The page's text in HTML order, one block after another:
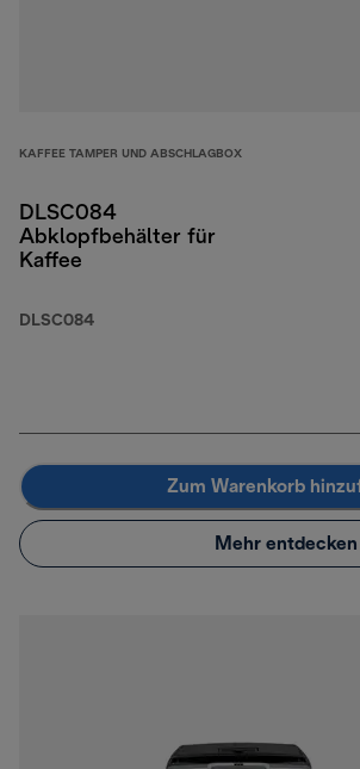
KAFFEE TAMPER UND ABSCHLAGBOX
DLSC084
Abklopfbehälter für
Kaffee
DLSC084
Zum Warenkorb
Mehr entdecken